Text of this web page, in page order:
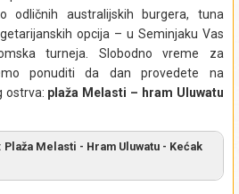
transfer, ulaznice za sve lokalitete i
(bakšiš), obroke i piće.
Ubud
odličnih australijskih burgera, tuna
opcija – u Seminjaku Vas
turneja. Slobodno vreme za
ponuditi da dan provedete na
ostrva: plaža Melasti – hram Uluwatu
Plaža Melasti - Hram Uluwatu - Kećak